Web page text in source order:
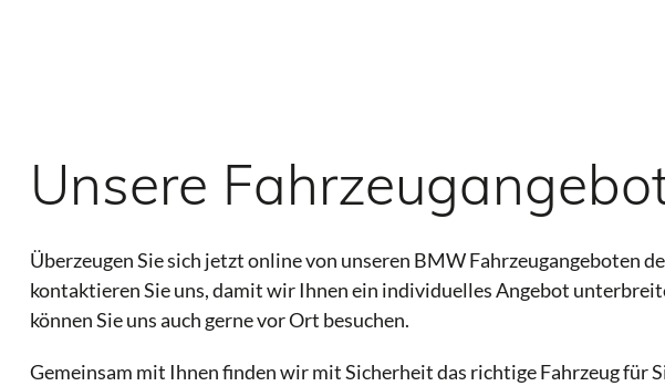
Unsere
Überzeugen Sie sich jetzt online von unseren BMW Fahrzeugangeboten
kontaktieren Sie uns, damit wir Ihnen ein individuelles Angebot
können Sie uns auch gerne vor Ort besuchen.
Gemeinsam mit Ihnen finden wir mit Sicherheit das richtige Fahrzeug für